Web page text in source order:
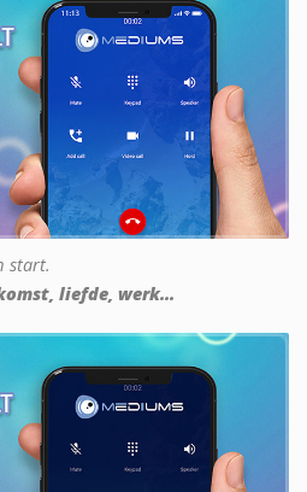
start.
liefde, werk...